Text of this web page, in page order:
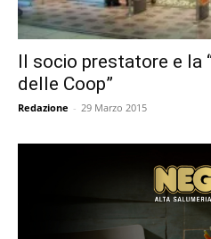
Il socio prestatore e la
delle Coop”
Redazione - 29 Marzo 2015